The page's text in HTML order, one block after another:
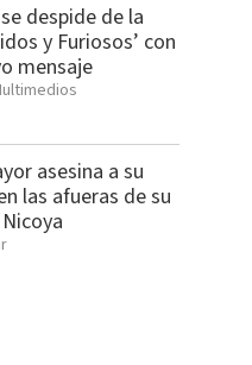
despide de la
y Furiosos’ con
mensaje
asesina a su
las afueras de su